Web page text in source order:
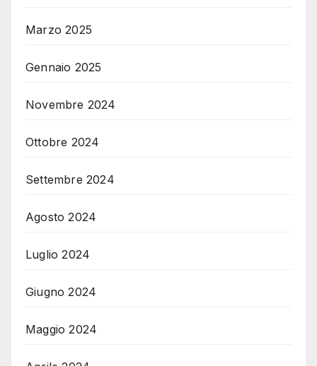
Marzo 2025
Gennaio 2025
Novembre 2024
Ottobre 2024
Settembre 2024
Agosto 2024
Luglio 2024
Giugno 2024
Maggio 2024